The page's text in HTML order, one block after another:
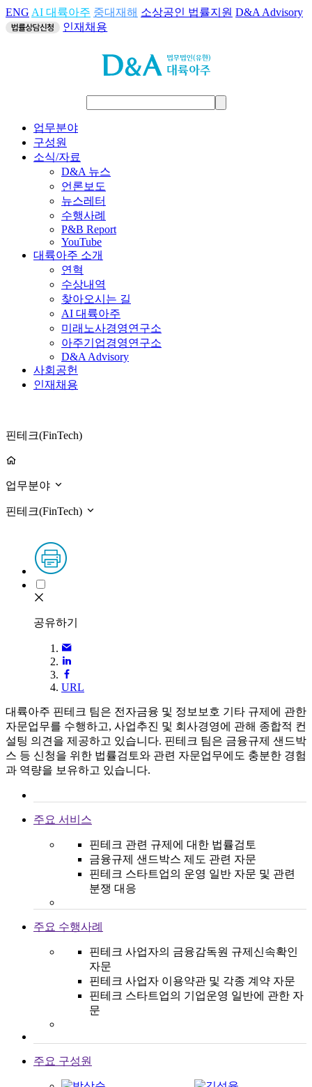
ENG AI 대륙아주 중대재해 소상공인 법률지원 D&A Advisory
인재채용
업무분야
구성원
소식/자료
D&A 뉴스
언론보도
뉴스레터
수행사례
P&B Report
YouTube
대륙아주 소개
연혁
수상내역
찾아오시는 길
AI 대륙아주
미래노사경영연구소
아주기업경영연구소
D&A Advisory
사회공헌
인재채용
핀테크(FinTech)
업무분야
핀테크(FinTech)
공유하기
URL
대륙아주 핀테크 팀은 전자금융 및 정보보호 기타 규제에 관한
자문업무를 수행하고, 사업추진 및 회사경영에 관해 종합적 컨
설팅 의견을 제공하고 있습니다. 핀테크 팀은 금융규제 샌드박
스 등 신청을 위한 법률검토와 관련 자문업무에도 충분한 경험
과 역량을 보유하고 있습니다.
주요 서비스
핀테크 관련 규제에 대한 법률검토
금융규제 샌드박스 제도 관련 자문
핀테크 스타트업의 운영 일반 자문 및 관련
분쟁 대응
주요 수행사례
핀테크 사업자의 금융감독원 규제신속확인
자문
핀테크 사업자 이용약관 및 각종 계약 자문
핀테크 스타트업의 기업운영 일반에 관한 자
문
주요 구성원